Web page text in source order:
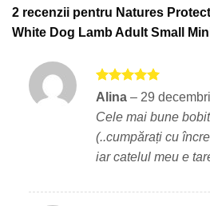
2 recenzii pentru Natures
White Dog Lamb Adult Small
Evaluat la
Alina – 29
Cele mai bune
(..cumpărați cu
iar catelul meu e